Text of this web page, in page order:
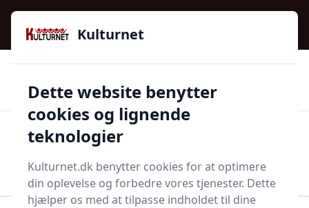
Kulturnet - Alt Det Gode I Livet | Din Kulturguide Siden
2016
97 kategorier 👍Kun godkendte butikker
Start søgning
Kulturnet
Dette website benytter
cookies og lignende
teknologier
Kulturnet.dk benytter cookies for at optimere
din oplevelse og forbedre vores tjenester. Dette
hjælper os med at tilpasse indholdet til dine